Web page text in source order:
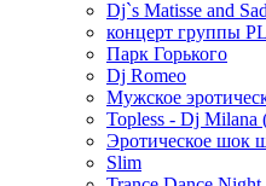
Dj`s Matisse and
концерт группы
Парк Горького
Dj Romeo
Мужское
Topless - Dj Milana
Эротическое шок
Slim